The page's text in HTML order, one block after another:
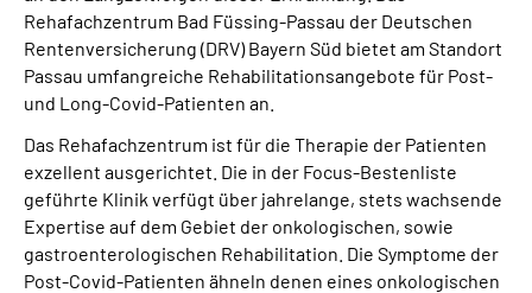
Mein Kundenportal
Rehafachzentrum Bad Füssing-Passau der Deutschen
Rentenversicherung (DRV) Bayern Süd bietet am Standort
Passau umfangreiche Rehabilitationsangebote für Post-
und Long-Covid-Patienten an.
Das Rehafachzentrum ist für die Therapie der Patienten
exzellent ausgerichtet. Die in der Focus-Bestenliste
geführte Klinik verfügt über jahrelange, stets wachsende
Expertise auf dem Gebiet der onkologischen, sowie
gastroenterologischen Rehabilitation. Die Symptome der
Post-Covid-Patienten ähneln denen eines onkologischen